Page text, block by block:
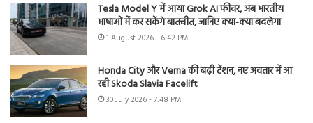
Tesla Model Y में आया Grok AI फीचर, अब भारतीय
भाषाओं में कर सकेंगे बातचीत, जानिए क्या-क्या बदलेगा
1 August 2026 - 6:42 PM
Honda City और Verna की बढ़ी टेंशन, नए अवतार में आ
रही Skoda Slavia Facelift
30 July 2026 - 7:48 PM